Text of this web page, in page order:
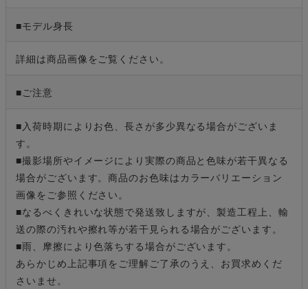
■モデル身長
詳細は商品画像をご覧ください。
■ご注意
■入荷時期によりお色、長さが多少異なる場合がございま
す。
■撮影場所やイメージにより実際の商品と色味が若干異なる
場合がございます。商品のお色味はカラーバリエーション
画像をご参照ください。
■なるべくきれいな状態で発送致しますが、製造工程上、輸
送の際の汚れや擦れ等が若干見られる場合がございます。
■雨、摩擦により色落ちする場合がございます。
あらかじめ上記事項をご理解ご了承のうえ、お買求めくだ
さいませ。